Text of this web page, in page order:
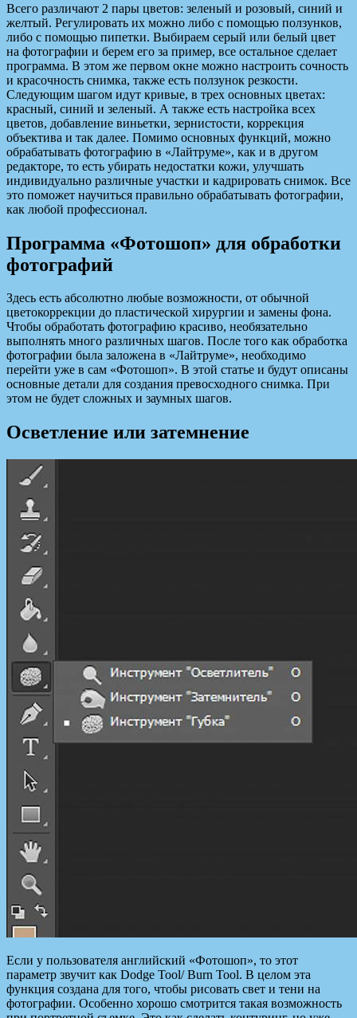
Всего различают 2 пары цветов: зеленый и розовый, синий и
желтый. Регулировать их можно либо с помощью ползунков,
либо с помощью пипетки. Выбираем серый или белый цвет
на фотографии и берем его за пример, все остальное сделает
программа. В этом же первом окне можно настроить сочность
и красочность снимка, также есть ползунок резкости.
Следующим шагом идут кривые, в трех основных цветах:
красный, синий и зеленый. А также есть настройка всех
цветов, добавление виньетки, зернистости, коррекция
объектива и так далее. Помимо основных функций, можно
обрабатывать фотографию в «Лайтруме», как и в другом
редакторе, то есть убирать недостатки кожи, улучшать
индивидуально различные участки и кадрировать снимок. Все
это поможет научиться правильно обрабатывать фотографии,
как любой профессионал.
Программа «Фотошоп» для обработки
фотографий
Здесь есть абсолютно любые возможности, от обычной
цветокоррекции до пластической хирургии и замены фона.
Чтобы обработать фотографию красиво, необязательно
выполнять много различных шагов. После того как обработка
фотографии была заложена в «Лайтруме», необходимо
перейти уже в сам «Фотошоп». В этой статье и будут описаны
основные детали для создания превосходного снимка. При
этом не будет сложных и заумных шагов.
Осветление или затемнение
Если у пользователя английский «Фотошоп», то этот
параметр звучит как Dodge Tool/ Burn Tool. В целом эта
функция создана для того, чтобы рисовать свет и тени на
фотографии. Особенно хорошо смотрится такая возможность